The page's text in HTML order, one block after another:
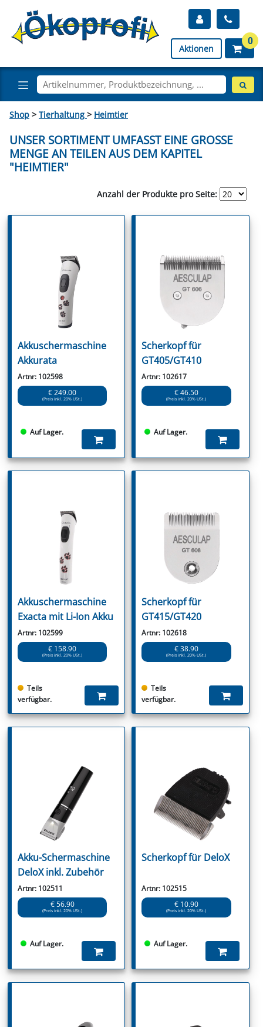
Aktionen
0
Shop > Tierhaltung > Heimtier
UNSER SORTIMENT UMFASST EINE GROSSE M
ENGE AN TEILEN AUS DEM KAPITEL "
HEIMTIER"
Anzahl der Produkte pro Seite:
Akkuschermaschine
Akkurata
Artnr: 102598
€ 249.00
(Preis inkl. 20% USt.)
Auf Lager.
Scherkopf für
GT405/GT410
Artnr: 102617
€ 46.50
(Preis inkl. 20% USt.)
Auf Lager.
Akkuschermaschine
Exacta mit Li-Ion Akku
Artnr: 102599
€ 158.90
(Preis inkl. 20% USt.)
Teils
verfügbar.
Scherkopf für
GT415/GT420
Artnr: 102618
€ 38.90
(Preis inkl. 20% USt.)
Teils
verfügbar.
Akku-Schermaschine
DeloX inkl. Zubehör
Artnr: 102511
€ 56.90
(Preis inkl. 20% USt.)
Auf Lager.
Scherkopf für DeloX
Artnr: 102515
€ 10.90
(Preis inkl. 20% USt.)
Auf Lager.